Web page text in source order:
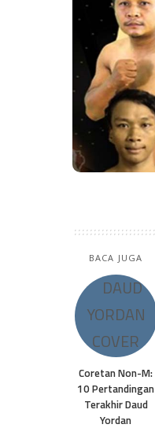
BACA JUGA
Coretan Non-M:
10 Pertandingan
Terakhir Daud
Yordan